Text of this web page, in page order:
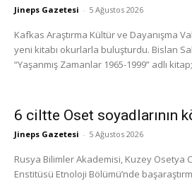
Jineps Gazetesi - 5 Ağustos 2026
Kafkas Araştırma Kültür ve Dayanışma
yeni kitabı okurlarla buluşturdu. Bislan
“Yaşanmış Zamanlar 1965-1999” adlı
6 ciltte Oset soyadlarının
Jineps Gazetesi - 5 Ağustos 2026
Rusya Bilimler Akademisi, Kuzey Osetya
Enstitüsü Etnoloji Bölümü’nde